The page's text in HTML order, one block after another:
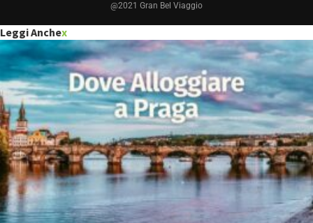
@2021 Gran Bel Viaggio
Leggi Anchex